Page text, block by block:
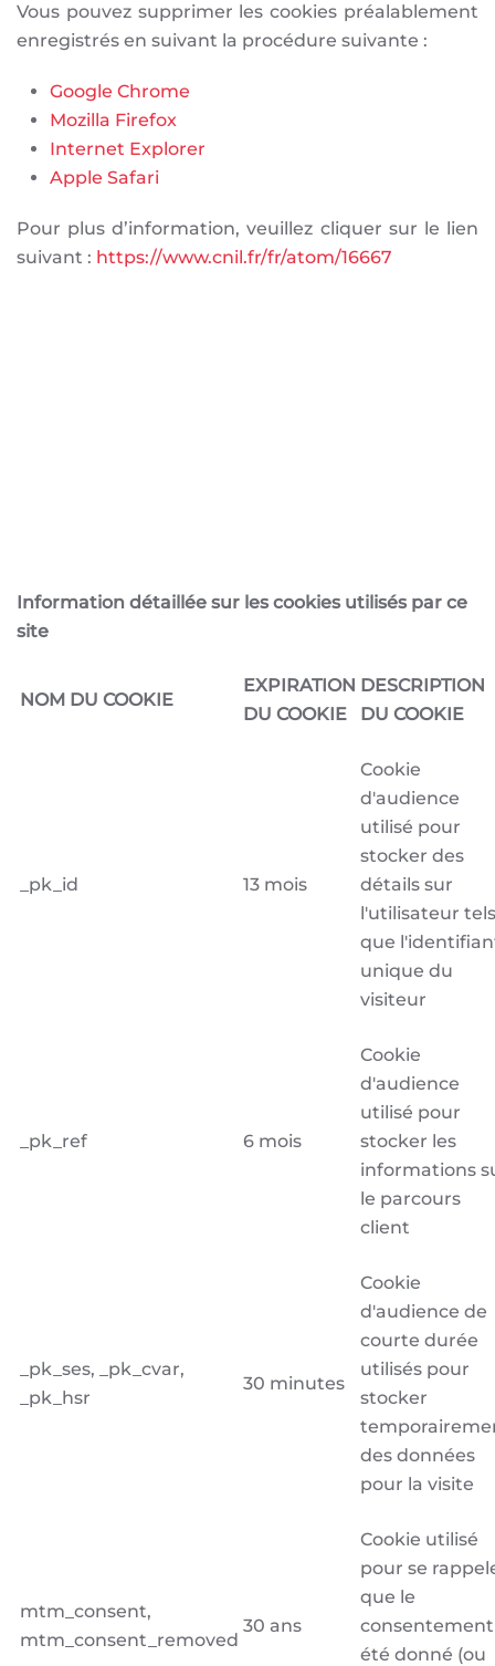
Vous pouvez supprimer les cookies préalablement
enregistrés en suivant la procédure suivante :
Google Chrome
Mozilla Firefox
Internet Explorer
Apple Safari
Pour plus d’information, veuillez cliquer sur le lien
suivant : https://www.cnil.fr/fr/atom/16667
Information détaillée sur les cookies utilisés par ce
site
NOM DU COOKIE
EXPIRATION
DU COOKIE
DESCRIPTION
DU COOKIE
_pk_id 13 mois
Cookie
d'audience
utilisé pour
stocker des
détails sur
l'utilisateur tels
que
unique du
visiteur
_pk_ref 6 mois
Cookie
d'audience
utilisé pour
stocker les
informations
le parcours
client
_pk_ses, _pk_cvar,
_pk_hsr
30 minutes
Cookie
d'audience de
courte durée
utilisés pour
stocker
des données
pour la visite
mtm_consent,
mtm_consent_removed
30 ans
Cookie utilisé
pour se
que le
été donné (ou